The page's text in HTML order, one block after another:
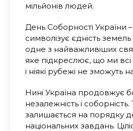
мільйонів людей.
День Соборності України
символізує єдність
одне з найважливіших
яке підкреслює, що ми
і ніякі рубежі не зможуть
Нині Україна продовжує
незалежність і
залишається на порядку
національних завдань.